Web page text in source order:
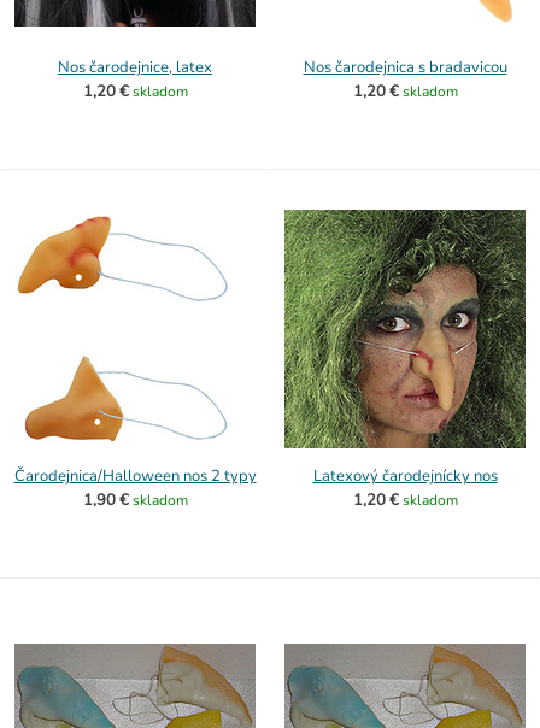
Nos čarodejnice, latex
1,20 € skladom
Nos čarodejnica s bradavicou
1,20 € skladom
Čarodejnica/Halloween nos 2 typy
1,90 € skladom
Latexový čarodejnícky nos
1,20 € skladom